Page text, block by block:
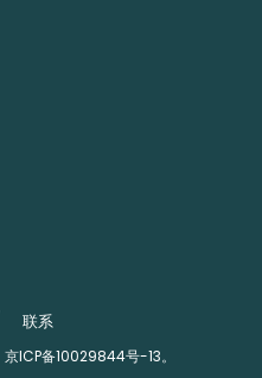
联系
京ICP备10029844号-13。